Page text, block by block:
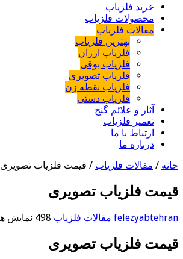
خرید فلزیاب
محصولات فلزیاب
مقالات فلزیاب
بهترین فلزیاب
فلزیاب ارزان
فلزیاب بوقی
فلزیاب تصویری
فلزیاب نقطه زن
فلزیاب دستی
آثار و علائم گنج
تعمیر فلزیاب
ارتباط با ما
درباره ما
خانه / مقالات فلزیاب / قیمت فلزیاب تصویری
قیمت فلزیاب تصویری
felezyabtehran مقالات فلزیاب 498 نمایش ها
قیمت فلزیاب تصویری